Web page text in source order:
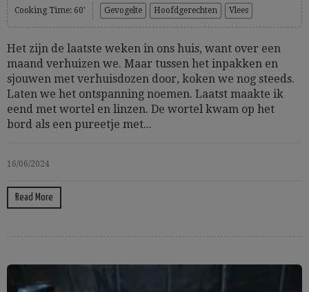
Cooking Time: 60' Gevogelte Hoofdgerechten Vlees
Het zijn de laatste weken in ons huis, want over een
maand verhuizen we. Maar tussen het inpakken en
sjouwen met verhuisdozen door, koken we nog steeds.
Laten we het ontspanning noemen. Laatst maakte ik
eend met wortel en linzen. De wortel kwam op het
bord als een pureetje met...
16/06/2024
Read More